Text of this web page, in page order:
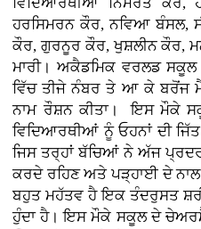
ਵਿਦਿਆਰਥੀਆਂ ਨਿਮਰਤ ਕੌਰ,
ਹਰਸਿਮਰਨ ਕੌਰ, ਨਵਿਆ ਬੰਸਲ,
ਕੌਰ, ਗੁਰਨੂਰ ਕੌਰ, ਖੁਸ਼ਲੀਨ ਕੌਰ,
ਮਾਰੀ। ਅਕੈਡਮਿਕ ਵਰਲਡ
ਵਿੱਚ ਤੀਜੇ ਨੰਬਰ ਤੇ ਆ ਕੇ ਬਰੋਂਜ
ਨਾਮ ਰੌਸ਼ਨ ਕੀਤਾ। ਇਸ ਮੌਕੇ
ਵਿਦਿਆਰਥੀਆਂ ਨੂੰ ਓਹਨਾਂ ਦੀ ਜਿੱਤ
ਜਿਸ ਤਰ੍ਹਾਂ ਬੱਚਿਆਂ ਨੇ ਅੱਜ
ਕਰਦੇ ਰਹਿਣ ਅਤੇ ਪੜ੍ਹਾਈ ਦੇ ਨਾਲ
ਬਹੁਤ ਮਹੱਤਵ ਹੈ ਇਕ ਤੰਦਰੁਸਤ
ਹੁੰਦਾ ਹੈ। ਇਸ ਮੌਕੇ ਸਕੂਲ ਦੇ